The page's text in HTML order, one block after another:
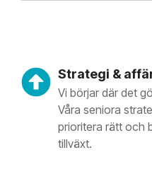
Strategi &
Vi börjar där det
Våra seniora
prioritera rätt och
tillväxt.